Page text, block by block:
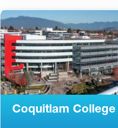
Coquitlam College
Английский
Ванкувер, Сарри, Канада
Частный